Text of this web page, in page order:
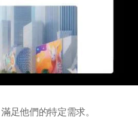
足他們的特定需求。